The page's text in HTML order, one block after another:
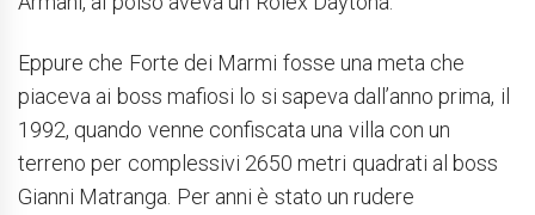
Eppure che Forte dei Marmi fosse una meta che
piaceva ai boss mafiosi lo si sapeva dall’anno prima, il
1992, quando venne confiscata una villa con un
terreno per complessivi 2650 metri quadrati al boss
Gianni Matranga. Per anni è stato un rudere